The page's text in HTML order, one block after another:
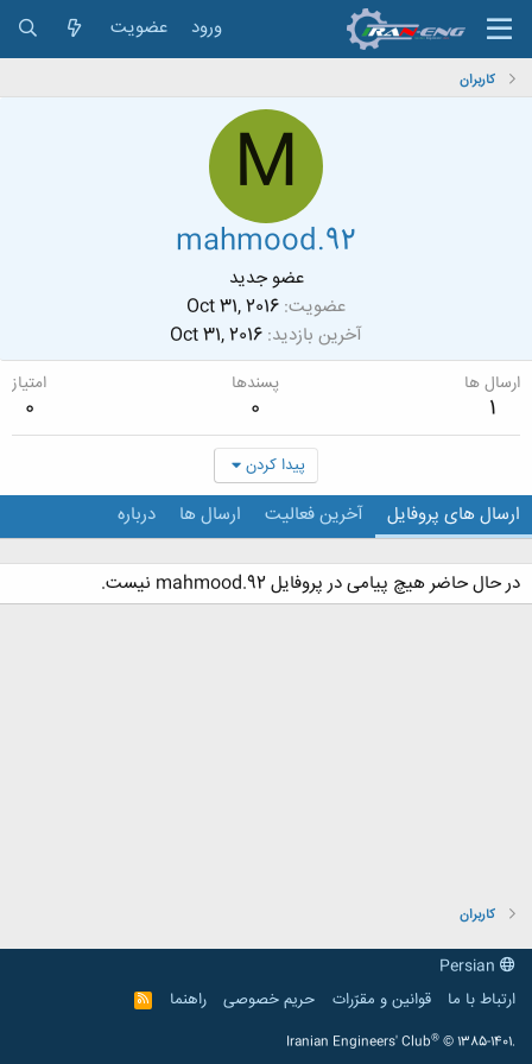
ورود عضویت
کاربران
M
mahmood.92
عضو جدید
عضویت Oct 31, 2016
آخرین بازدید Oct 31, 2016
ارسال ها
1
پسندها
0
امتیاز
0
پیدا کردن
ارسال های پروفایل آخرین فعالیت ارسال ها درباره
در حال حاضر هیچ پیامی در پروفایل mahmood.92 نیست.
کاربران
ارتباط با ما
قوانین و مقرّرات حریم خصوصی راهنما
R
S
Iranian Engineers' Club® © 1385-1401.